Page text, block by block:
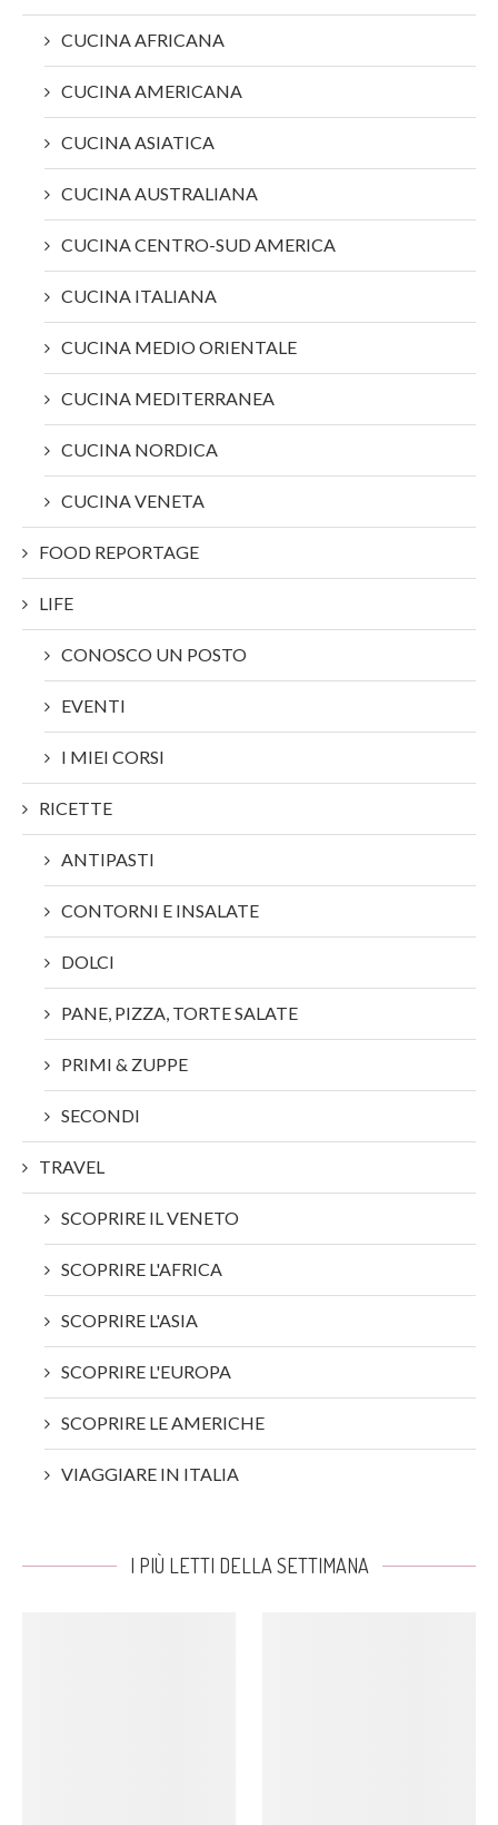
CUCINA AFRICANA
CUCINA AMERICANA
CUCINA ASIATICA
CUCINA AUSTRALIANA
CUCINA CENTRO-SUD AMERICA
CUCINA ITALIANA
CUCINA MEDIO ORIENTALE
CUCINA MEDITERRANEA
CUCINA NORDICA
CUCINA VENETA
FOOD REPORTAGE
LIFE
CONOSCO UN POSTO
EVENTI
I MIEI CORSI
RICETTE
ANTIPASTI
CONTORNI E INSALATE
DOLCI
PANE, PIZZA, TORTE SALATE
PRIMI & ZUPPE
SECONDI
TRAVEL
SCOPRIRE IL VENETO
SCOPRIRE L'AFRICA
SCOPRIRE L'ASIA
SCOPRIRE L'EUROPA
SCOPRIRE LE AMERICHE
VIAGGIARE IN ITALIA
I PIÙ LETTI DELLA SETTIMANA